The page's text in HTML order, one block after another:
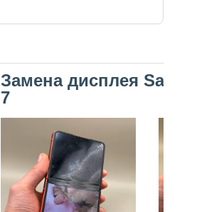
Замена дисплея
7